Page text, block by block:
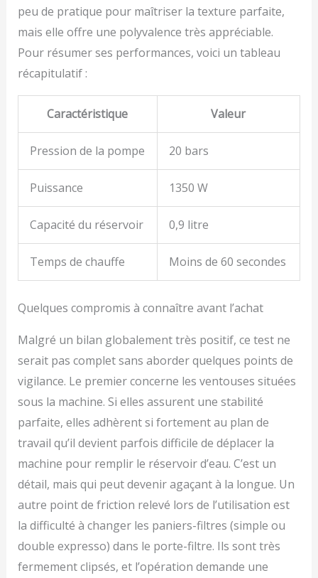
peu de pratique pour maîtriser la texture parfaite,
mais elle offre une polyvalence très appréciable.
Pour résumer ses performances, voici un tableau
récapitulatif :
Caractéristique Valeur
Pression de la pompe 20 bars
Puissance 1350 W
Capacité du réservoir 0,9 litre
Temps de chauffe Moins de 60 secondes
Quelques compromis à connaître avant l’achat
Malgré un bilan globalement très positif, ce test ne
serait pas complet sans aborder quelques points de
vigilance. Le premier concerne les ventouses situées
sous la machine. Si elles assurent une stabilité
parfaite, elles adhèrent si fortement au plan de
travail qu’il devient parfois difficile de déplacer la
machine pour remplir le réservoir d’eau. C’est un
détail, mais qui peut devenir agaçant à la longue. Un
autre point de friction relevé lors de l’utilisation est
la difficulté à changer les paniers-filtres (simple ou
double expresso) dans le porte-filtre. Ils sont très
fermement clipsés, et l’opération demande une